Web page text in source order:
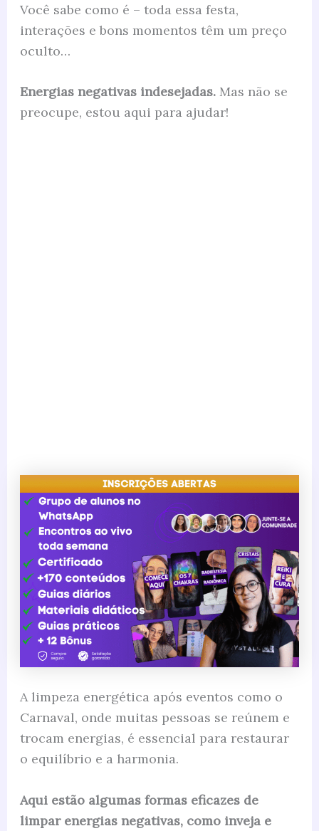
Você sabe como é – toda essa festa,
interações e bons momentos têm um preço
oculto…
Energias negativas indesejadas.Mas não se
preocupe, estou aqui para ajudar!
A limpeza energética após eventos como o
Carnaval, onde muitas pessoas se reúnem e
trocam energias, é essencial para restaurar
o equilíbrio e a harmonia.
Aqui estão algumas formas eficazes de
limpar energias negativas, como inveja e